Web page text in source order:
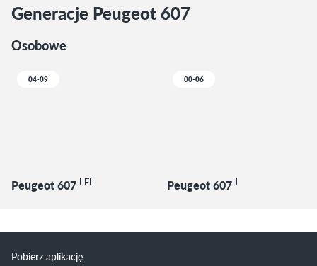
Generacje Peugeot 607
Osobowe
04-09
Peugeot 607 I FL
00-06
Peugeot 607 I
Pobierz aplikację